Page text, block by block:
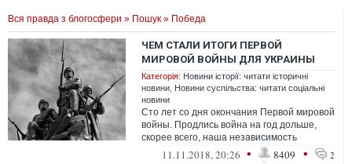
Вся правда з блогосфери » Пошук » Победа
ЧЕМ СТАЛИ ИТОГИ ПЕРВОЙ
МИРОВОЙ ВОЙНЫ ДЛЯ УКРАИНЫ
Категорія: Новини історії: читати історичні
новини Новини суспільства: читати соціальні
новини
Сто лет со дня окончания Первой мировой
войны. Продлись война на год дольше,
скорее всего, наша независимость
состоялась бы еще тогда.
11.11.2018, 20:26 • 8409 • 2